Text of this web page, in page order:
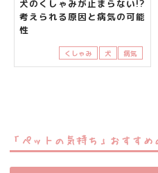
犬のくしゃみが止まらない!?
考えられる原因と病気の可能
性
くしゃみ 犬 病気
「ペットの気持ち」おすすめ